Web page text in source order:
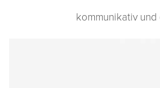
kommunikativ